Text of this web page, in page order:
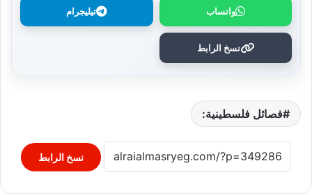
واتساب تيليجرام
نسخ الرابط
فصائل فلسطينية:
نسخ الرابط